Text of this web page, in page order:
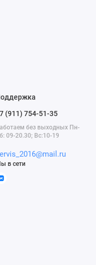
(911) 754-51-35
без выходных Пн-
09-20.30; Вс:10-19
в сети